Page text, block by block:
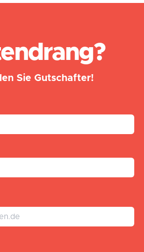
Sie Gutschafter!